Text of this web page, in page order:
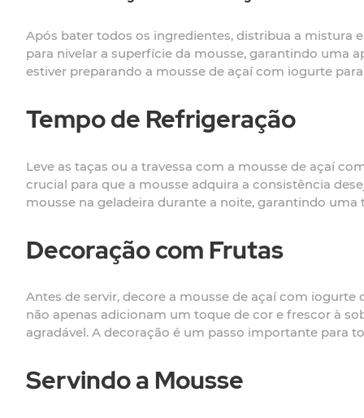
Após bater todos os ingredientes, distribua a mistura
para nivelar a superfície da mousse, garantindo uma
estiver preparando a mousse de açaí com iogurte
Tempo de Refrigeração
Leve as taças ou a travessa com a mousse de açaí
crucial para que a mousse adquira a consistência
mousse na geladeira durante a noite, garantindo
Decoração com Frutas
Antes de servir, decore a mousse de açaí com
não apenas adicionam um toque de cor e frescor à
agradável. A decoração é um passo importante para
Servindo a Mousse